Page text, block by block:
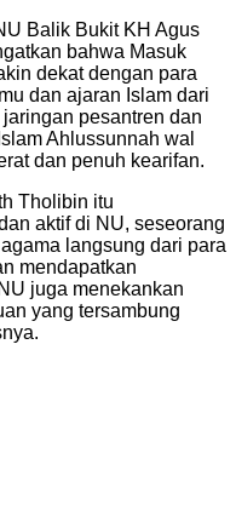
Balik Bukit KH Agus
bahwa Masuk
dekat dengan para
dan ajaran Islam dari
pesantren dan
Ahlussunnah wal
dan penuh kearifan.
Tholibin itu
aktif di NU, seseorang
langsung dari para
mendapatkan
juga menekankan
yang tersambung